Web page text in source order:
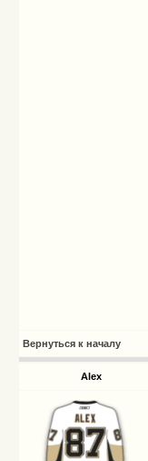
Вернуться к началу
Alex